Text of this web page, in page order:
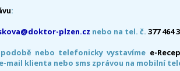
:
plzen.cz nebo na tel. č. 377 464
nebo telefonicky vystavíme e-
mail klienta nebo sms zprávou na mobilní